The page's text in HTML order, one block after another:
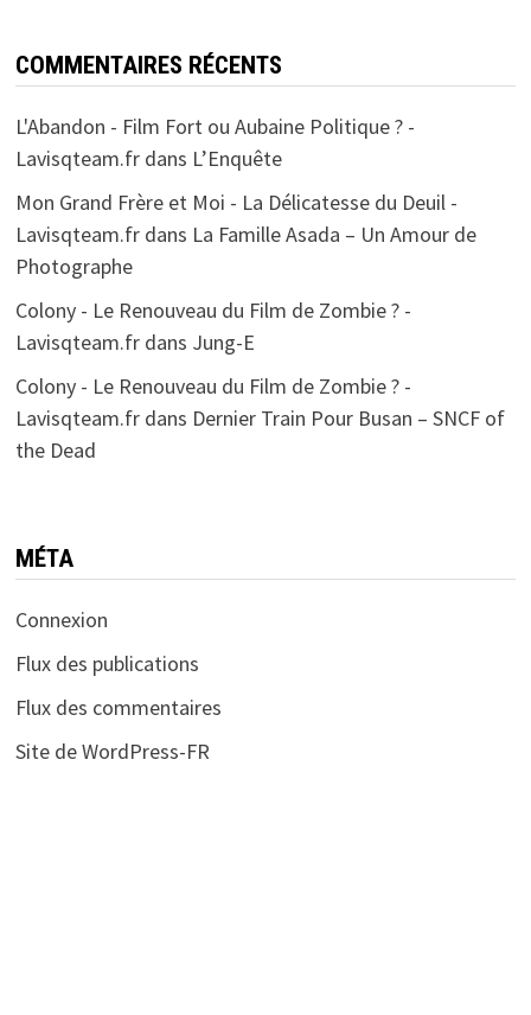
COMMENTAIRES RÉCENTS
L'Abandon - Film Fort ou Aubaine Politique ? -
Lavisqteam.frdans L’Enquête
Mon Grand Frère et Moi - La Délicatesse du Deuil -
Lavisqteam.frdans La Famille Asada – Un Amour de
Photographe
Colony - Le Renouveau du Film de Zombie ? -
Lavisqteam.frdans Jung-E
Colony - Le Renouveau du Film de Zombie ? -
Lavisqteam.frdans Dernier Train Pour Busan – SNCF of
the Dead
MÉTA
Connexion
Flux des publications
Flux des commentaires
Site de WordPress-FR